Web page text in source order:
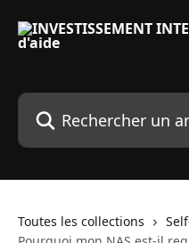
Rechercher un article...
Toutes les collections